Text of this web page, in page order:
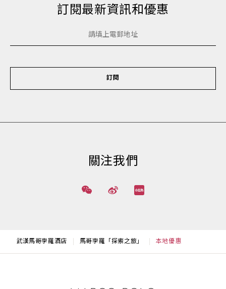
訂閱最新資訊和優惠
訂閱
關注我們
武漢馬哥孛羅酒店 馬哥孛羅「探索之旅」 本地優惠